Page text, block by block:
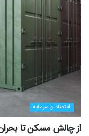
اقتصاد و سرمایه
از چالش مسکن تا بحران